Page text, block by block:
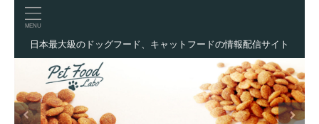
日本最大級のドッグフード、キャットフードの情報配信サイト